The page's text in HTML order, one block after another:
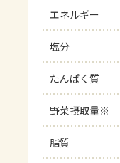
エネルギー
塩分
たんぱく質
野菜摂取量※
脂質